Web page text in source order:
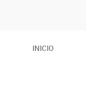
INICIO